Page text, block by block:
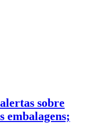
sobre
embalagens;